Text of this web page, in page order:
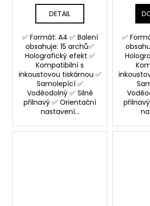
DETAIL
✅ Formát: A4 ✅ Balení
obsahuje: 15 archů✅
Holografický efekt ✅
Kompatibilní s
inkoustovou tiskárnou ✅
Samolepící ✅
Voděodolný ✅ Silně
přilnavý ✅ Orientační
nastavení...
✅